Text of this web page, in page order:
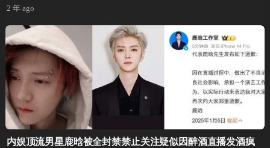
2 年 ago
内娱顶流男星鹿晗被全封禁禁止关注疑似因醉酒直播发酒疯